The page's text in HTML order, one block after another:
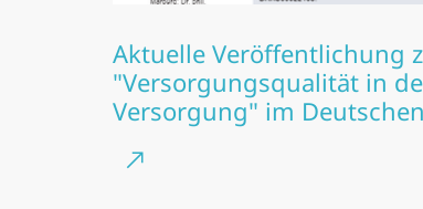
Aktuelle Veröffentlichung
"Versorgungsqualität in
Versorgung" im